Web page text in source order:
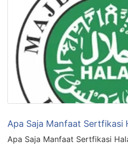
Apa Saja Manfaat Sertfikasi
Apa Saja Manfaat Sertfikasi